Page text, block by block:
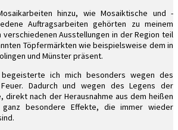
hinzu, wie Mosaiktische und -
Auftragsarbeiten gehörten zu meinem
verschiedenen Ausstellungen in der Region teil
Töpfermärkten wie beispielsweise dem in
und Münster präsent.
begeisterte ich mich besonders wegen des
Dadurch und wegen des Legens der
direkt nach der Herausnahme aus dem heißen
ganz besondere Effekte, die immer wieder